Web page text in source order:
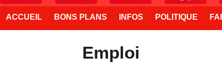
ACCUEIL BONS PLANS INFOS POLITIQUE
Emploi